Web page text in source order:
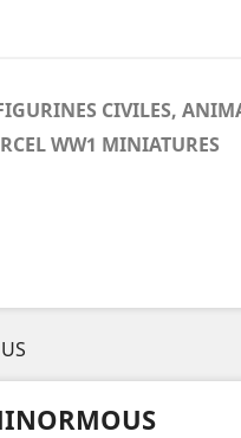
CIVILES,
WW1 MINIATURES